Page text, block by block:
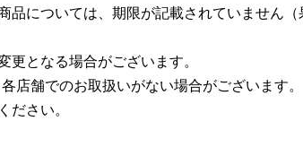
品については、期限が記載されていません
となる場合がございます。
店舗でのお取扱いがない場合がございます。
さい。